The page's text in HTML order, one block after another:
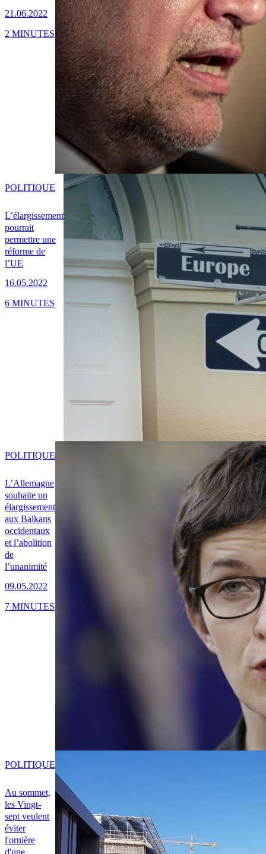
21.06.2022
2 MINUTES
L’élargissement
pourrait
permettre une
réforme de
l’UE
16.05.2022
POLITIQUE
6 MINUTES
L’Allemagne
souhaite un
élargissement
aux Balkans
occidentaux
et l’abolition
de
l’unanimité
09.05.2022
POLITIQUE
7 MINUTES
Au sommet,
les Vingt-
sept veulent
éviter
l'ornière
POLITIQUE